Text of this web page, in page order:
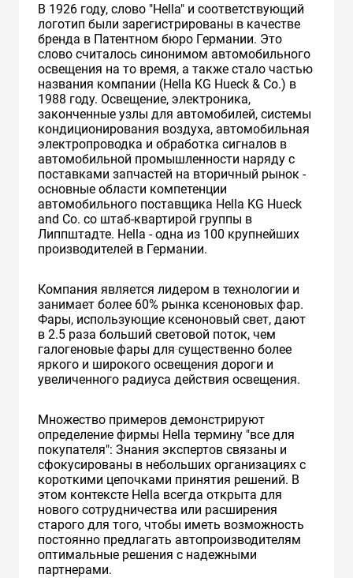
В 1926 году, слово "Hella" и соответствующий
логотип были зарегистрированы в качестве
бренда в Патентном бюро Германии. Это
слово считалось синонимом автомобильного
освещения на то время, а также стало частью
названия компании (Hella KG Hueck & Co.) в
1988 году. Освещение, электроника,
законченные узлы для автомобилей, системы
кондиционирования воздуха, автомобильная
электропроводка и обработка сигналов в
автомобильной промышленности наряду с
поставками запчастей на вторичный рынок -
основные области компетенции
автомобильного поставщика Hella KG Hueck
and Co. со штаб-квартирой группы в
Липпштадте. Hella - одна из 100 крупнейших
производителей в Германии.
Компания является лидером в технологии и
занимает более 60% рынка ксеноновых фар.
Фары, использующие ксеноновый свет, дают
в 2.5 раза больший световой поток, чем
галогеновые фары для существенно более
яркого и широкого освещения дороги и
увеличенного радиуса действия освещения.
Множество примеров демонстрируют
определение фирмы Hella термину "все для
покупателя": Знания экспертов связаны и
сфокусированы в небольших организациях с
короткими цепочками принятия решений. В
этом контексте Hella всегда открыта для
нового сотрудничества или расширения
старого для того, чтобы иметь возможность
постоянно предлагать автопроизводителям
оптимальные решения с надежными
партнерами.